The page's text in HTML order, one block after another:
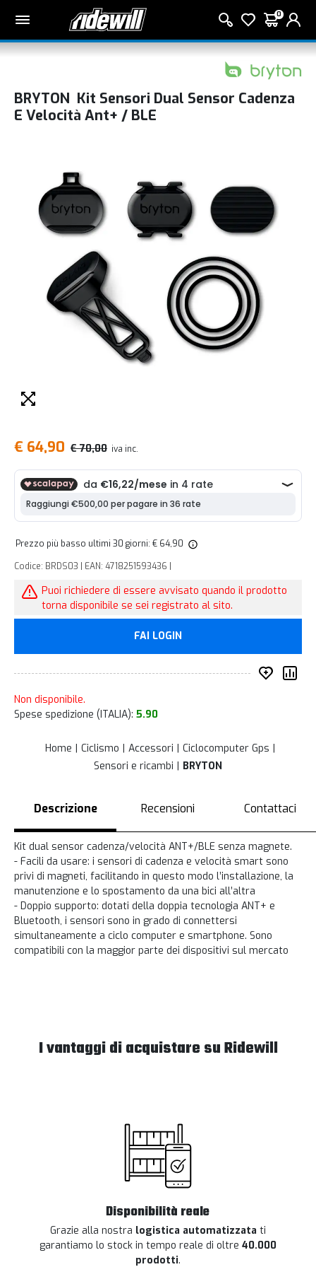
0
BRYTON Kit Sensori Dual Sensor Cadenza
E Velocità Ant+ / BLE
€ 64,90 € 70,00 iva inc.
Prezzo più basso ultimi 30 giorni: € 64,90
Codice: BRDS03 | EAN: 4718251593436 |
Puoi richiedere di essere avvisato quando il prodotto
torna disponibile se sei registrato al sito.
FAI LOGIN
Non disponibile.
Spese spedizione (ITALIA): 5.90
Home Ciclismo Accessori
Ciclocomputer Gps
Sensori e ricambi
BRYTON
Descrizione Recensioni Contattaci
Kit dual sensor cadenza/velocità ANT+/BLE senza magnete.
- Facili da usare: i sensori di cadenza e velocità smart sono
privi di magneti, facilitando in questo modo l’installazione, la
manutenzione e lo spostamento da una bici all’altra
- Doppio supporto: dotati della doppia tecnologia ANT+ e
Bluetooth, i sensori sono in grado di connettersi
simultaneamente a ciclo computer e smartphone. Sono
compatibili con la maggior parte dei dispositivi sul mercato
I vantaggi di acquistare su Ridewill
Disponibilità reale
Grazie alla nostra logistica automatizzata ti
garantiamo lo stock in tempo reale di oltre 40.000
prodotti.